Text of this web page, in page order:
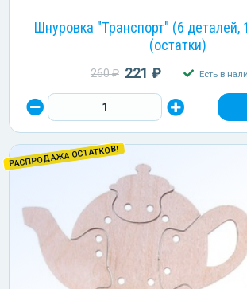
Шнуровка "Транспорт" (6 деталей,
(остатки)
260 ₽ 221 ₽ Есть в
РАСПРОДАЖА ОСТАТКОВ!